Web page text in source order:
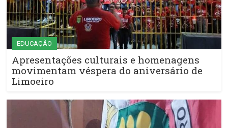
EDUCAÇÃO
Apresentações culturais e homenagens
movimentam véspera do aniversário de
Limoeiro